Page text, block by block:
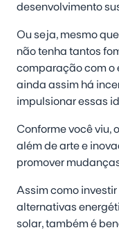
desenvolvimento
Ou seja, mesmo
não tenha tantos
comparação com o
ainda assim há
impulsionar essas
Conforme você viu,
além de arte e
promover
Assim como
alternativas
solar, também é